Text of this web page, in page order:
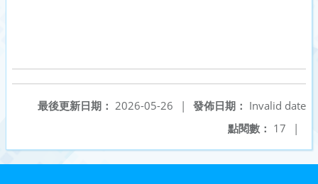
【CVE-2026-41091】Microsoft Defender Link Following
【是否遭勒索軟體利用:未知】 Microsoft Defender 存在連結追蹤漏洞，
【CVE-2026-45498】Microsoft Defender Denial of Service
發佈日期： Invalid date
最後更新日期： 2026-05-26
|
點閱數： 17 |